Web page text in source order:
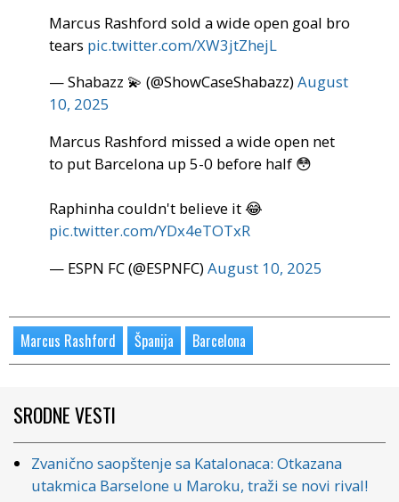
Marcus Rashford sold a wide open goal bro
tears pic.twitter.com/XW3jtZhejL
— Shabazz 💫 (@ShowCaseShabazz)August
10, 2025
Marcus Rashford missed a wide open net
to put Barcelona up 5-0 before half 😳
Raphinha couldn't believe it 😂
pic.twitter.com/YDx4eTOTxR
— ESPN FC (@ESPNFC)August 10, 2025
Marcus Rashford Španija Barcelona
SRODNE VESTI
Zvanično saopštenje sa Katalonaca: Otkazana
utakmica Barselone u Maroku, traži se novi rival!